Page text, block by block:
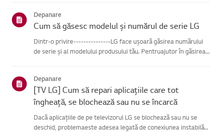
Depanare
Cum să găsesc modelul și numărul de serie LG
Dintr-o privire---------------LG face ușoară găsirea numărului
de serie și al modelului produsului tău. Pentruajutor în găsirea
Depanare
[TV LG] Cum să repari aplicațiile care tot
îngheață, se blochează sau nu se încarcă
Dacă aplicațiile de pe televizorul LG se blochează sau nu se
deschid, problemaeste adesea legată de conexiunea instabilă